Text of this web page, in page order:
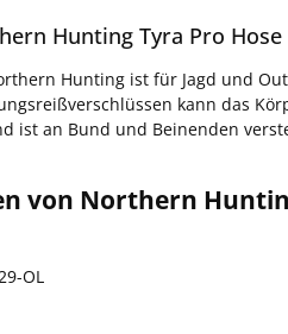
Hunting Tyra Pro Hose
Hunting ist für Jagd und
kann das
ist an Bund und Beinenden
von Northern
OL